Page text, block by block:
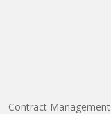
Contract Management